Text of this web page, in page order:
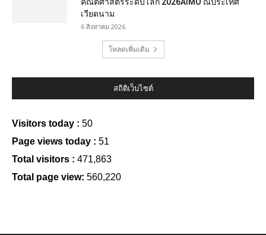
คณิตศาสตร์ระดับโลก 2026AIMO ณประเทศ
เวียดนาม
6 สิงหาคม 2026
โหลดเพิ่มเติม
สถิติเว็บไซต์
Visitors today : 50
Page views today : 51
Total visitors : 471,863
Total page view: 560,220